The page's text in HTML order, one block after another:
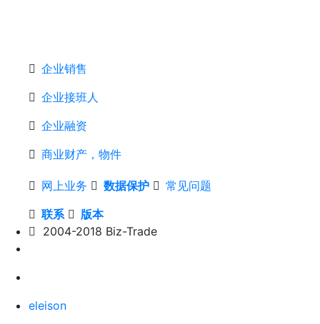
企业销售
企业接班人
企业融资
商业财产，物件
网上业务 数据保护 常见问题
联系 版本
2004-2018 Biz-Trade
eleison